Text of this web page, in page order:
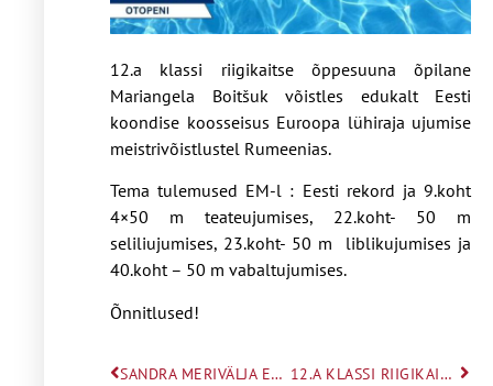
12.a klassi riigikaitse õppesuuna õpilane
Mariangela Boitšuk võistles edukalt Eesti
koondise koosseisus Euroopa lühiraja ujumise
meistrivõistlustel Rumeenias.
Tema tulemused EM-l : Eesti rekord ja 9.koht
4×50 m teateujumises, 22.koht- 50 m
seliliujumises, 23.koht- 50 m liblikujumises ja
40.koht – 50 m vabaltujumises.
Õnnitlused!
SANDRA MERIVÄLJA EDU AASTA LINNU JOONISTUSKONKURSIL 12.A KLASSI RIIGIKAITSE ÕPPESUUNA ÕPILANE KARL RAMSES TIISLÄR IBU JUUNIORIDE KARIKAETAPIL POODIUMIL